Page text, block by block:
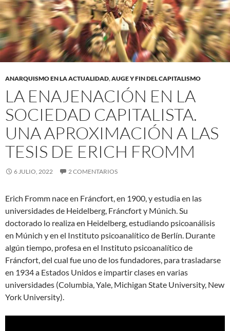
ANARQUISMO EN LA ACTUALIDAD,AUGE Y FIN DEL CAPITALISMO
LA ENAJENACIÓN EN LA
SOCIEDAD CAPITALISTA.
UNA APROXIMACIÓN A LAS
TESIS DE ERICH FROMM
6 JULIO, 2022 2 COMENTARIOS
Erich Fromm nace en Fráncfort, en 1900, y estudia en las
universidades de Heidelberg, Fráncfort y Múnich. Su
doctorado lo realiza en Heidelberg, estudiando psicoanálisis
en Múnich y en el Instituto psicoanalítico de Berlín. Durante
algún tiempo, profesa en el Instituto psicoanalítico de
Fráncfort, del cual fue uno de los fundadores, para trasladarse
en 1934 a Estados Unidos e impartir clases en varias
universidades (Columbia, Yale, Michigan State University, New
York University).